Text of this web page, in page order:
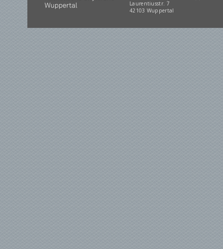
Laurentiusstr. 7
42103 Wuppertal